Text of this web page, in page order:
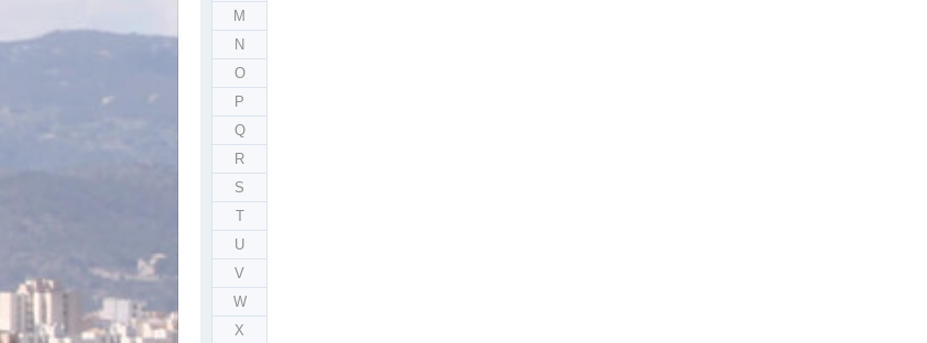
M
N
O
P
Q
R
S
T
U
V
W
X